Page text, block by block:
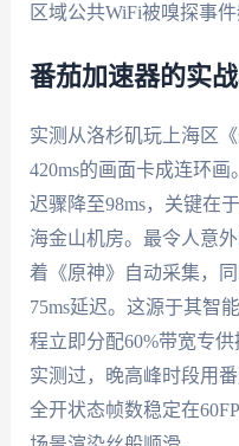
区域公共WiFi被嗅探事
番茄加速器的实
实测从洛杉矶玩上海区
420ms的画面卡成连环画
迟骤降至98ms，关键在
海金山机房。最令人意
着《原神》自动采集，
75ms延迟。这源于其智
程立即分配60%带宽专
实测过，晚高峰时段用
全开状态帧数稳定在